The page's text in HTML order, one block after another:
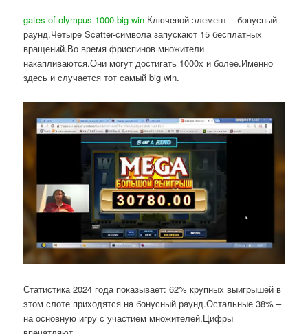
gates of olympus 1000 big win Ключевой элемент – бонусный
раунд.Четыре Scatter-символа запускают 15 бесплатных
вращений.Во время фриспинов множители
накапливаются.Они могут достигать 1000x и более.Именно
здесь и случается тот самый big win.
Статистика 2024 года показывает: 62% крупных выигрышей в
этом слоте приходятся на бонусный раунд.Остальные 38% –
на основную игру с участием множителей.Цифры